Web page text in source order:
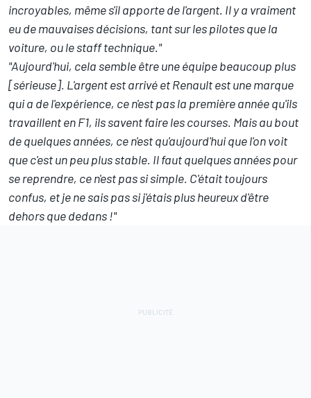
incroyables, même s'il apporte de l'argent. Il y a vraiment
eu de mauvaises décisions, tant sur les pilotes que la
voiture, ou le staff technique."
"Aujourd'hui, cela semble être une équipe beaucoup plus
[sérieuse]. L'argent est arrivé et Renault est une marque
qui a de l'expérience, ce n'est pas la première année qu'ils
travaillent en F1, ils savent faire les courses. Mais au bout
de quelques années, ce n'est qu'aujourd'hui que l'on voit
que c'est un peu plus stable. Il faut quelques années pour
se reprendre, ce n'est pas si simple. C'était toujours
confus, et je ne sais pas si j'étais plus heureux d'être
dehors que dedans !"